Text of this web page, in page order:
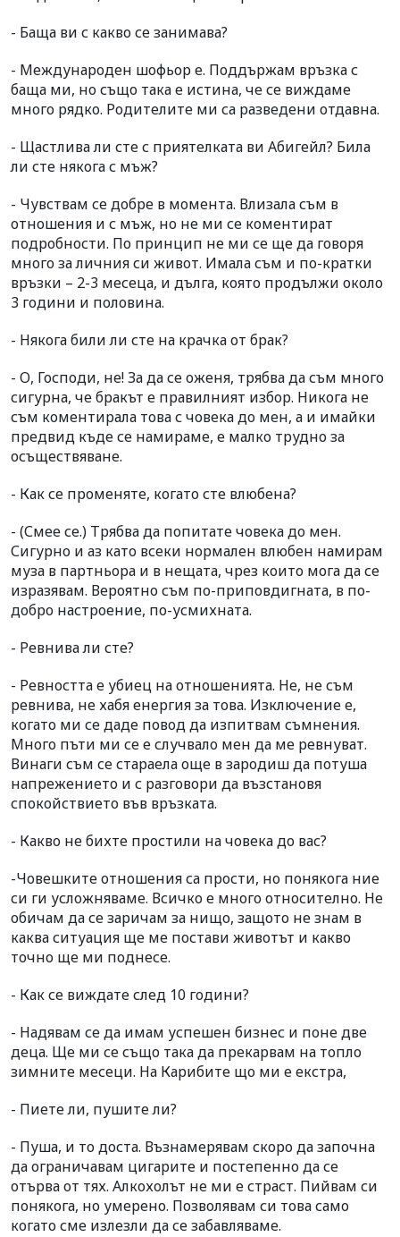
- Баща ви с какво се занимава?
- Международен шофьор е. Поддържам връзка с
баща ми, но също така е истина, че се виждаме
много рядко. Родителите ми са разведени отдавна.
- Щастлива ли сте с приятелката ви Абигейл? Била
ли сте някога с мъж?
- Чувствам се добре в момента. Влизала съм в
отношения и с мъж, но не ми се коментират
подробности. По принцип не ми се ще да говоря
много за личния си живот. Имала съм и по-кратки
връзки – 2-3 месеца, и дълга, която продължи около
3 години и половина.
- Някога били ли сте на крачка от брак?
- О, Господи, не! За да се оженя, трябва да съм много
сигурна, че бракът е правилният избор. Никога не
съм коментирала това с човека до мен, а и имайки
предвид къде се намираме, е малко трудно за
осъществяване.
- Как се променяте, когато сте влюбена?
- (Смее се.) Трябва да попитате човека до мен.
Сигурно и аз като всеки нормален влюбен намирам
муза в партньора и в нещата, чрез които мога да се
изразявам. Вероятно съм по-приповдигната, в по-
добро настроение, по-усмихната.
- Ревнива ли сте?
- Ревността е убиец на отношенията. Не, не съм
ревнива, не хабя енергия за това. Изключение е,
когато ми се даде повод да изпитвам съмнения.
Много пъти ми се е случвало мен да ме ревнуват.
Винаги съм се стараела още в зародиш да потуша
напрежението и с разговори да възстановя
спокойствието във връзката.
- Какво не бихте простили на човека до вас?
-Човешките отношения са прости, но понякога ние
си ги усложняваме. Всичко е много относително. Не
обичам да се заричам за нищо, защото не знам в
каква ситуация ще ме постави животът и какво
точно ще ми поднесе.
- Как се виждате след 10 години?
- Надявам се да имам успешен бизнес и поне две
деца. Ще ми се също така да прекарвам на топло
зимните месеци. На Карибите що ми е екстра,
- Пиете ли, пушите ли?
- Пуша, и то доста. Възнамерявам скоро да започна
да ограничавам цигарите и постепенно да се
отърва от тях. Алкохолът не ми е страст. Пийвам си
понякога, но умерено. Позволявам си това само
когато сме излезли да се забавляваме.